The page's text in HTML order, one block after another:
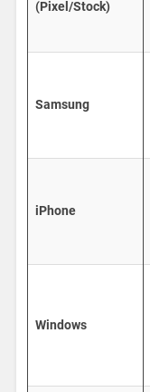
(Pixel/Stock)
Samsung
iPhone
Windows